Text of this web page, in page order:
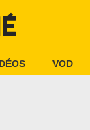
VOD